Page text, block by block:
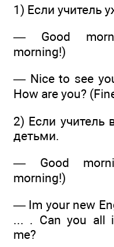
1) Если учитель
— Good
morning!)
— Nice to see
How are you?
2) Если учитель
детьми.
— Good
morning!)
— Im your new
... . Can you all
me?